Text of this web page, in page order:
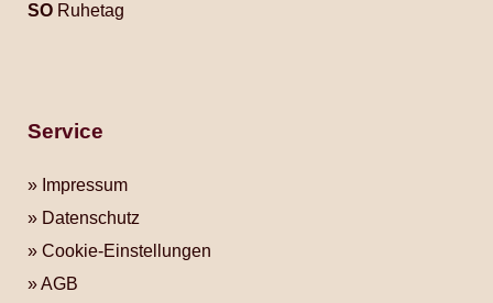
SO Ruhetag
Service
Impressum
Datenschutz
Cookie-Einstellungen
AGB